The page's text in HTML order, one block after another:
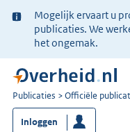
Ter
informatie:
Mogelijk ervaart u
publicaties. We
het ongemak.
U
bent
nu
Publicaties Officiële
Inloggen